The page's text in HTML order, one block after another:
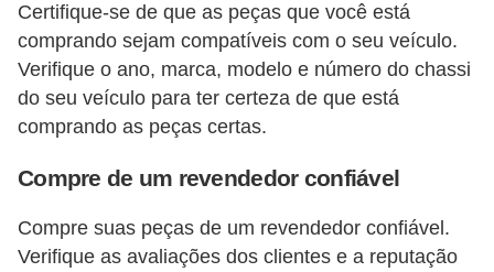
Certifique-se de que as peças que você está
comprando sejam compatíveis com o seu veículo.
Verifique o ano, marca, modelo e número do chassi
do seu veículo para ter certeza de que está
comprando as peças certas.
Compre de um revendedor confiável
Compre suas peças de um revendedor confiável.
Verifique as avaliações dos clientes e a reputação